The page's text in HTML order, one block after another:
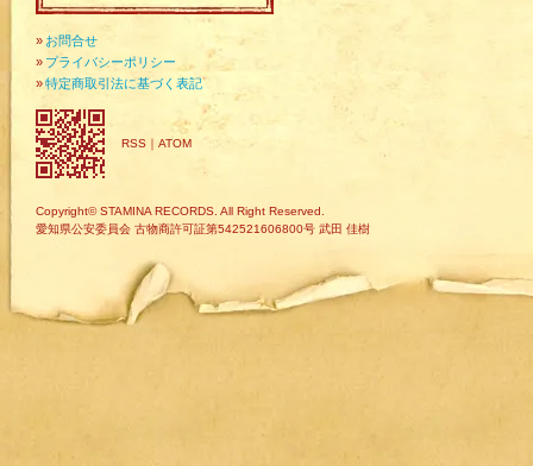
» お問合せ
» プライバシーポリシー
»特定商取引法に基づく表記
RSS ｜ ATOM
Copyright© STAMINA RECORDS. All Right Reserved.
愛知県公安委員会 古物商許可証第542521606800号 武田 佳樹